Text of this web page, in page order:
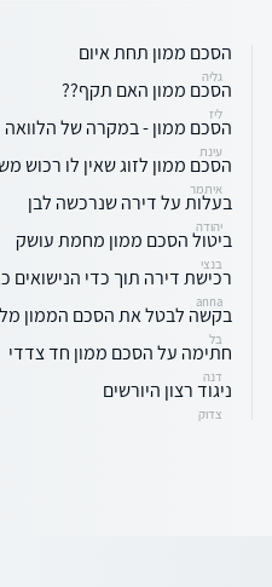
הסכם ממון תחת איום
גליה
הסכם ממון האם תקף??
ליז
הסכם ממון - במקרה של הלוואה
עינת
הסכם ממון לזוג שאין לו רכוש
איתמר
בעלות על דירה שנרכשה לבן
יהודה
ביטול הסכם ממון מחמת עושק
בנצי
רכישת דירה תוך כדי הנישואים
anna
בקשה לבטל את הסכם הממון מלפני
בל
חתימה על הסכם ממון חד צדדי
דנה
ניגוד רצון היורשים
צדוק